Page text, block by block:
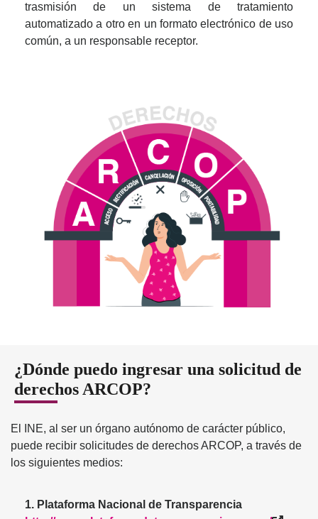
trasmisión de un sistema de tratamiento
automatizado a otro en un formato electrónico de uso
común, a un responsable receptor.
¿Dónde puedo ingresar una solicitud de
derechos ARCOP?
El INE, al ser un órgano autónomo de carácter público,
puede recibir solicitudes de derechos ARCOP, a través de
los siguientes medios:
1. Plataforma Nacional de Transparencia